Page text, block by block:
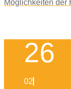
Möglichkeiten der
26
02